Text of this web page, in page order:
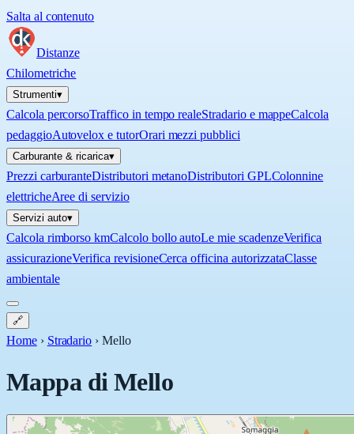
Salta al contenuto
Distanze
Chilometriche
Strumenti▾
Calcola percorsoTraffico in tempo realeStradario e mappeCalcola
pedaggioAutovelox e tutorOrari mezzi pubblici
Carburante & ricarica▾
Prezzi carburanteDistributori metanoDistributori GPLColonnine
elettricheAree di servizio
Servizi auto▾
Calcola rimborso kmCalcolo bollo autoLe mie scadenzeVerifica
assicurazioneVerifica revisioneCerca officina autorizzataClasse
ambientale
🔗
Home › Stradario ›Mello
Mappa diMello